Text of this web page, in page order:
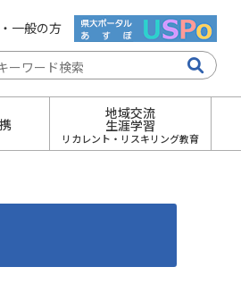
一般の方
地域交流
生涯学習
リカレント・リスキリング教育